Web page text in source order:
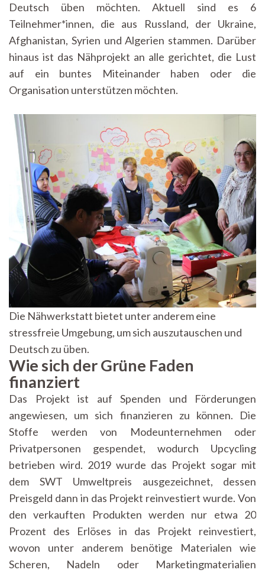
Deutsch üben möchten. Aktuell sind es 6
Teilnehmer*innen, die aus Russland, der Ukraine,
Afghanistan, Syrien und Algerien stammen. Darüber
hinaus ist das Nähprojekt an alle gerichtet, die Lust
auf ein buntes Miteinander haben oder die
Organisation unterstützen möchten.
Die Nähwerkstatt bietet unter anderem eine
stressfreie Umgebung, um sich auszutauschen und
Deutsch zu üben.
Wie sich der Grüne Faden
finanziert
Das Projekt ist auf Spenden und Förderungen
angewiesen, um sich finanzieren zu können. Die
Stoffe werden von Modeunternehmen oder
Privatpersonen gespendet, wodurch Upcycling
betrieben wird. 2019 wurde das Projekt sogar mit
dem SWT Umweltpreis ausgezeichnet, dessen
Preisgeld dann in das Projekt reinvestiert wurde. Von
den verkauften Produkten werden nur etwa 20
Prozent des Erlöses in das Projekt reinvestiert,
wovon unter anderem benötige Materialen wie
Scheren, Nadeln oder Marketingmaterialien